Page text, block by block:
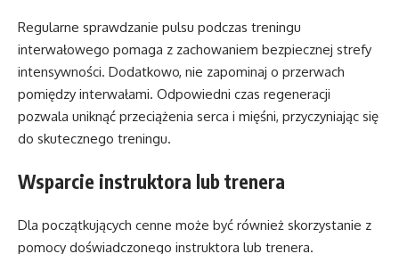
Regularne sprawdzanie pulsu podczas treningu
interwałowego pomaga z zachowaniem bezpiecznej strefy
intensywności. Dodatkowo, nie zapominaj o przerwach
pomiędzy interwałami. Odpowiedni czas regeneracji
pozwala uniknąć przeciążenia serca i mięśni, przyczyniając się
do skutecznego treningu.
Wsparcie instruktora lub trenera
Dla początkujących cenne może być również skorzystanie z
pomocy doświadczonego instruktora lub trenera.